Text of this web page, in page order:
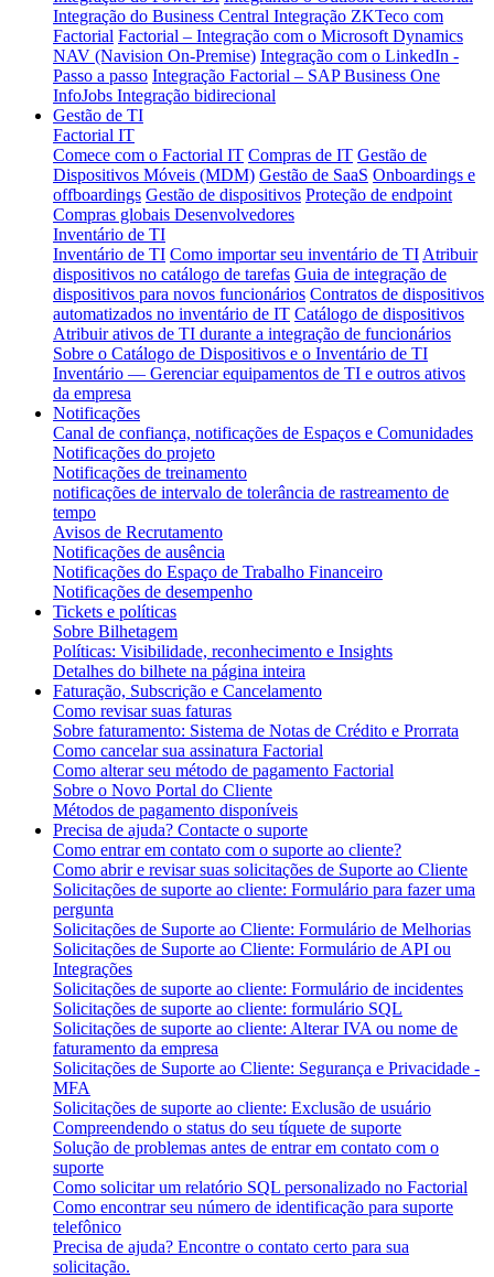
Integração do Business Central Integração ZKTeco com
Factorial Factorial – Integração com o Microsoft Dynamics
NAV (Navision On-Premise) Integração com o LinkedIn -
Passo a passo Integração Factorial – SAP Business One
InfoJobs Integração bidirecional
Gestão de TI
Factorial IT
Comece com o Factorial IT Compras de IT Gestão de
Dispositivos Móveis (MDM) Gestão de SaaS Onboardings e
offboardings Gestão de dispositivos Proteção de endpoint
Compras globais Desenvolvedores
Inventário de TI
Inventário de TI Como importar seu inventário de TI Atribuir
dispositivos no catálogo de tarefas Guia de integração de
dispositivos para novos funcionários Contratos de dispositivos
automatizados no inventário de IT Catálogo de dispositivos
Atribuir ativos de TI durante a integração de funcionários
Sobre o Catálogo de Dispositivos e o Inventário de TI
Inventário — Gerenciar equipamentos de TI e outros ativos
da empresa
Notificações
Canal de confiança, notificações de Espaços e Comunidades
Notificações do projeto
Notificações de treinamento
notificações de intervalo de tolerância de rastreamento de
tempo
Avisos de Recrutamento
Notificações de ausência
Notificações do Espaço de Trabalho Financeiro
Notificações de desempenho
Tickets e políticas
Sobre Bilhetagem
Políticas: Visibilidade, reconhecimento e Insights
Detalhes do bilhete na página inteira
Faturação, Subscrição e Cancelamento
Como revisar suas faturas
Sobre faturamento: Sistema de Notas de Crédito e Prorrata
Como cancelar sua assinatura Factorial
Como alterar seu método de pagamento Factorial
Sobre o Novo Portal do Cliente
Métodos de pagamento disponíveis
Precisa de ajuda? Contacte o suporte
Como entrar em contato com o suporte ao cliente?
Como abrir e revisar suas solicitações de Suporte ao Cliente
Solicitações de suporte ao cliente: Formulário para fazer uma
pergunta
Solicitações de Suporte ao Cliente: Formulário de Melhorias
Solicitações de Suporte ao Cliente: Formulário de API ou
Integrações
Solicitações de suporte ao cliente: Formulário de incidentes
Solicitações de suporte ao cliente: formulário SQL
Solicitações de suporte ao cliente: Alterar IVA ou nome de
faturamento da empresa
Solicitações de Suporte ao Cliente: Segurança e Privacidade -
MFA
Solicitações de suporte ao cliente: Exclusão de usuário
Compreendendo o status do seu tíquete de suporte
Solução de problemas antes de entrar em contato com o
suporte
Como solicitar um relatório SQL personalizado no Factorial
Como encontrar seu número de identificação para suporte
telefônico
Precisa de ajuda? Encontre o contato certo para sua
solicitação.